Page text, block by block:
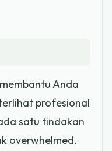
Anda
profesional
satu tindakan
overwhelmed.